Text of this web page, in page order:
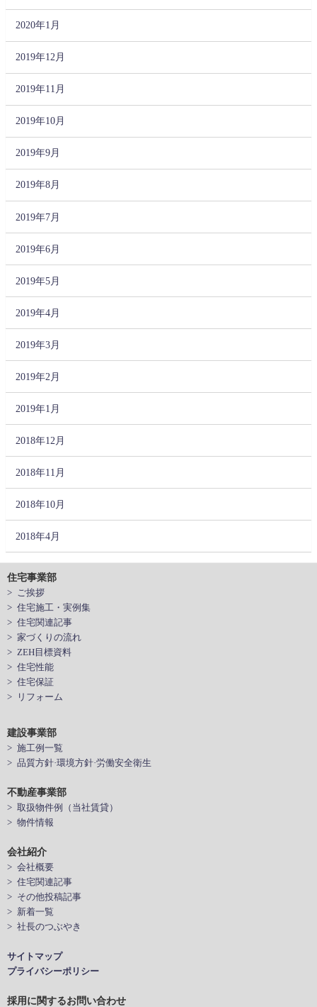
2020年1月
2019年12月
2019年11月
2019年10月
2019年9月
2019年8月
2019年7月
2019年6月
2019年5月
2019年4月
2019年3月
2019年2月
2019年1月
2018年12月
2018年11月
2018年10月
2018年4月
住宅事業部
> ご挨拶
> 住宅施工・実例集
> 住宅関連記事
> 家づくりの流れ
> ZEH目標資料
> 住宅性能
> 住宅保証
> リフォーム
建設事業部
> 施工例一覧
> 品質方針·環境方針·労働安全衛生
不動産事業部
> 取扱物件例（当社賃貸）
> 物件情報
会社紹介
> 会社概要
> 住宅関連記事
> その他投稿記事
> 新着一覧
> 社長のつぶやき
サイトマップ
プライバシーポリシー
採用に関するお問い合わせ